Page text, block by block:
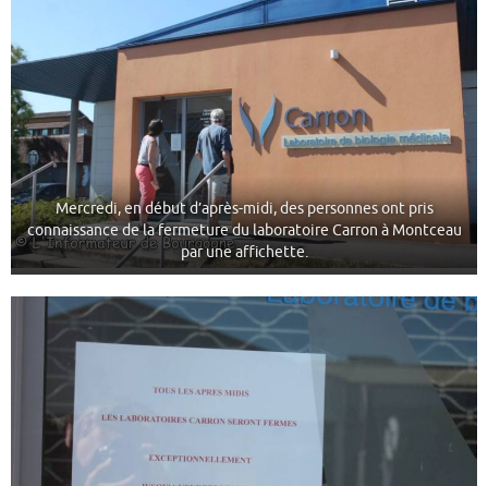
Mercredi, en début d’après-midi, des personnes ont pris
connaissance de la fermeture du laboratoire Carron à Montceau
par une affichette.